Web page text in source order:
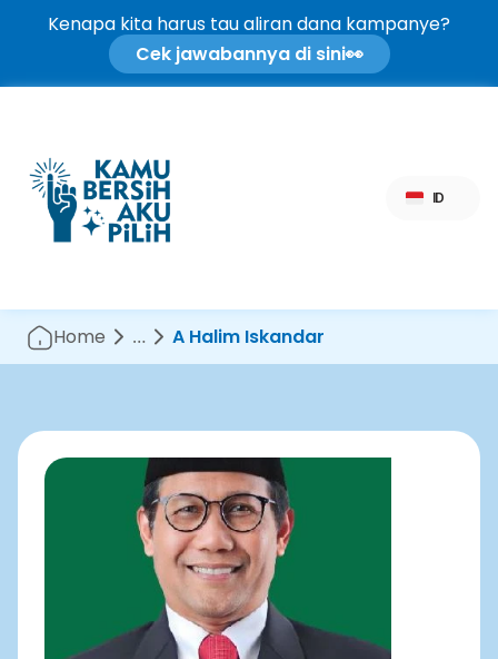
Kenapa kita harus tau aliran dana kampanye?
Cek jawabannya di sini👀
ID
Home … A Halim Iskandar